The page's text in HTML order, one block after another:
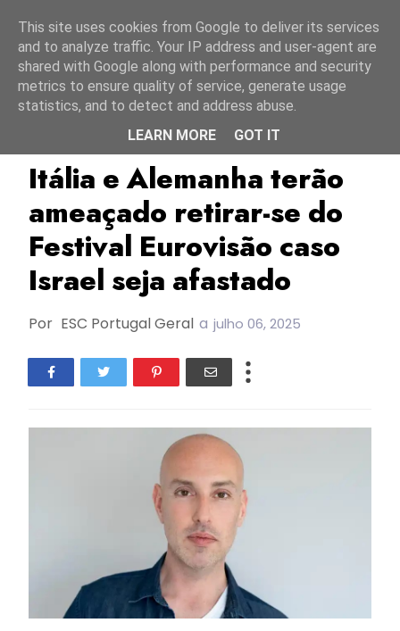
Alemanha EBU/UER Israel
Itália e Alemanha terão
ameaçado retirar-se do
Festival Eurovisão caso
Israel seja afastado
Por ESC Portugal Geral a julho 06, 2025
This site uses cookies from Google to deliver its services
and to analyze traffic. Your IP address and user-agent are
shared with Google along with performance and security
metrics to ensure quality of service, generate usage
statistics, and to detect and address abuse.
LEARN MORE
GOT IT